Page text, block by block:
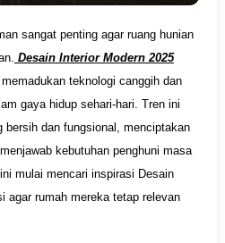
sangat penting agar ruang hunian
Desain Interior Modern 2025
teknologi canggih dan
gaya hidup sehari-hari. Tren ini
dan fungsional, menciptakan
kebutuhan penghuni masa
mulai mencari inspirasi Desain
agar rumah mereka tetap relevan